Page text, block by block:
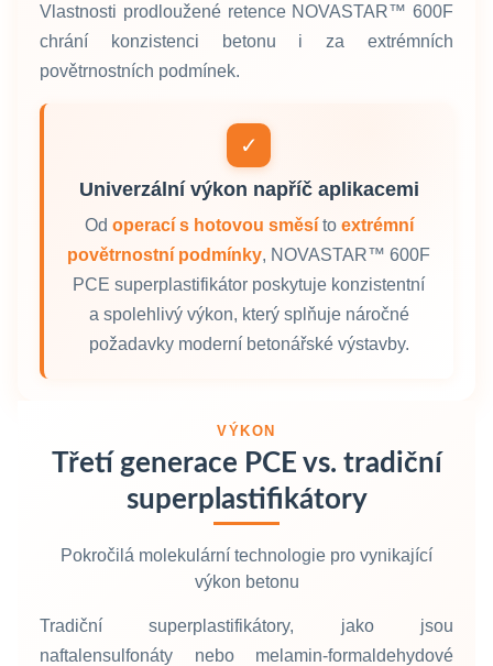
Vlastnosti prodloužené retence NOVASTAR™ 600F
chrání konzistenci betonu i za extrémních
povětrnostních podmínek.
✓
Univerzální výkon napříč aplikacemi
Od operací s hotovou směsíto extrémní
povětrnostní podmínky, NOVASTAR™ 600F
PCE superplastifikátor poskytuje konzistentní
a spolehlivý výkon, který splňuje náročné
požadavky moderní betonářské výstavby.
VÝKON
Třetí generace PCE vs. tradiční
superplastifikátory
Pokročilá molekulární technologie pro vynikající
výkon betonu
Tradiční superplastifikátory, jako jsou
naftalensulfonáty nebo melamin-formaldehydové